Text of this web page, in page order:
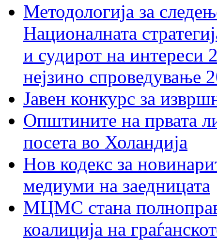
Методологија за
Националната
и судирот на интереси
нејзино спроведување
Јавен конкурс за
Општините на првата
посета во Холандија
Нов кодекс за
медиуми на заедницата
МЦМС стана
коалиција на